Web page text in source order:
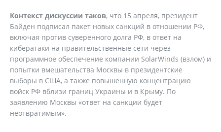
Контекст дискуссии таков, что 15 апреля, президент
Байден подписал пакет новых санкций в отношении РФ,
включая против суверенного долга РФ, в ответ на
кибератаки на правительственные сети через
программное обеспечение компании SolarWinds (взлом) и
попытки вмешательства Москвы в президентские
выборы в США, а также повышенную концентрацию
войск РФ вблизи границ Украины и в Крыму. По
заявлению Москвы «ответ на санкции будет
неотвратимым».